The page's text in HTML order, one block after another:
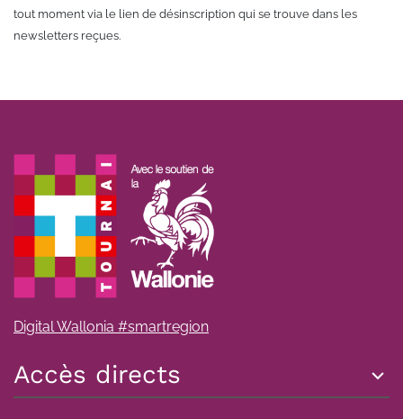
tout moment via le lien de désinscription qui se trouve dans les
newsletters reçues.
Digital Wallonia #smartregion
Accès directs